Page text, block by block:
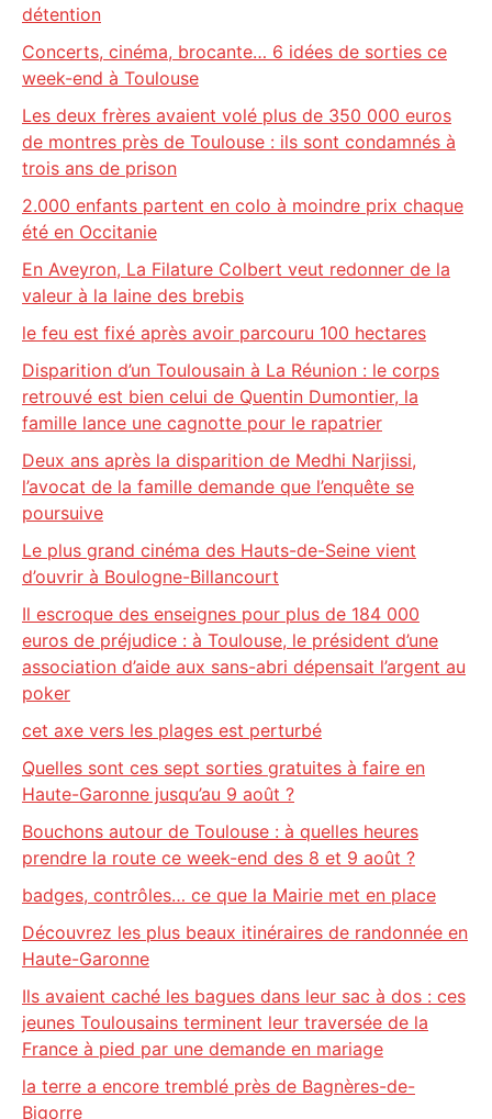
détention
Concerts, cinéma, brocante… 6 idées de sorties ce
week-end à Toulouse
Les deux frères avaient volé plus de 350 000 euros
de montres près de Toulouse : ils sont condamnés à
trois ans de prison
2.000 enfants partent en colo à moindre prix chaque
été en Occitanie
En Aveyron, La Filature Colbert veut redonner de la
valeur à la laine des brebis
le feu est fixé après avoir parcouru 100 hectares
Disparition d’un Toulousain à La Réunion : le corps
retrouvé est bien celui de Quentin Dumontier, la
famille lance une cagnotte pour le rapatrier
Deux ans après la disparition de Medhi Narjissi,
l’avocat de la famille demande que l’enquête se
poursuive
Le plus grand cinéma des Hauts-de-Seine vient
d’ouvrir à Boulogne-Billancourt
Il escroque des enseignes pour plus de 184 000
euros de préjudice : à Toulouse, le président d’une
association d’aide aux sans-abri dépensait l’argent au
poker
cet axe vers les plages est perturbé
Quelles sont ces sept sorties gratuites à faire en
Haute-Garonne jusqu’au 9 août ?
Bouchons autour de Toulouse : à quelles heures
prendre la route ce week-end des 8 et 9 août ?
badges, contrôles… ce que la Mairie met en place
Découvrez les plus beaux itinéraires de randonnée en
Haute-Garonne
Ils avaient caché les bagues dans leur sac à dos : ces
jeunes Toulousains terminent leur traversée de la
France à pied par une demande en mariage
la terre a encore tremblé près de Bagnères-de-
Bigorre